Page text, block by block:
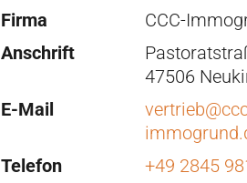
Firma
CCC-
Anschrift
47506
E-Mail
Telefon
+49 2845